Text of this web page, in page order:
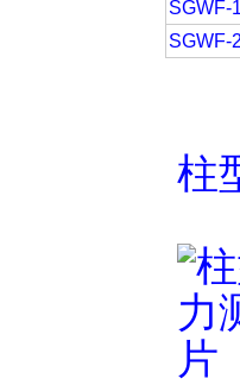
SGWF-
SGWF-
柱